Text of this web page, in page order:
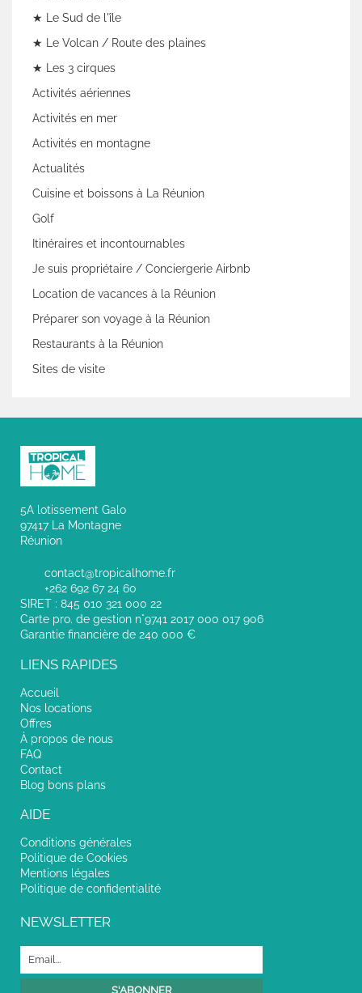
★ Le Sud de l'île
★ Le Volcan / Route des plaines
★ Les 3 cirques
Activités aériennes
Activités en mer
Activités en montagne
Actualités
Cuisine et boissons à La Réunion
Golf
Itinéraires et incontournables
Je suis propriétaire / Conciergerie Airbnb
Location de vacances à la Réunion
Préparer son voyage à la Réunion
Restaurants à la Réunion
Sites de visite
5A lotissement Galo
97417 La Montagne
Réunion
contact@tropicalhome.fr
+262 692 67 24 60
SIRET : 845 010 321 000 22
Carte pro. de gestion n°9741 2017 000 017 906
Garantie financière de 240 000 €
LIENS RAPIDES
Accueil
Nos locations
Offres
À propos de nous
FAQ
Contact
Blog bons plans
AIDE
Conditions générales
Politique de Cookies
Mentions légales
Politique de confidentialité
NEWSLETTER